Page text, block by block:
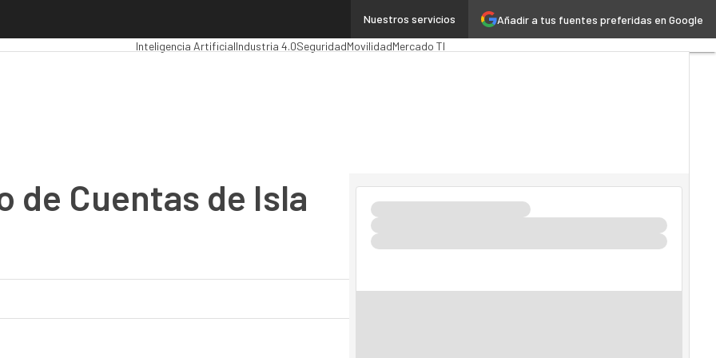
Añadir a tus fuentes preferidas en Google
Nuestros servicios
Administración PúblicaMarTechCloud
Inteligencia ArtificialIndustria 4.0SeguridadMovilidadMercado TI
de Cuentas de Isla